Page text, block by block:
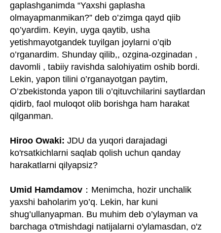
gaplashganimda “Yaxshi gaplasha
olmayapmanmikan?” deb o’zimga qayd qiib
qo’yardim. Keyin, uyga qaytib, usha
yetishmayotgandek tuyilgan joylarni o’qib
o’rganardim. Shunday qilib,, ozgina-ozginadan ,
davomli , tabiiy ravishda salohiyatim oshib bordi.
Lekin, yapon tilini o’rganayotgan paytim,
O’zbekistonda yapon tili o’qituvchilarini saytlardan
qidirb, faol muloqot olib borishga ham harakat
qilganman.
Hiroo Owaki: JDU da yuqori darajadagi
ko'rsatkichlarni saqlab qolish uchun qanday
harakatlarni qilyapsiz?
Umid Hamdamov ：Menimcha, hozir unchalik
yaxshi baholarim yo’q. Lekin, har kuni
shug’ullanyapman. Bu muhim deb o’ylayman va
barchaga o'tmishdagi natijalarni o'ylamasdan, o'z